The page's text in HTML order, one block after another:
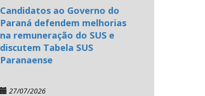
Candidatos ao Governo do
Paraná defendem melhorias
na remuneração do SUS e
discutem Tabela SUS
Paranaense
27/07/2026